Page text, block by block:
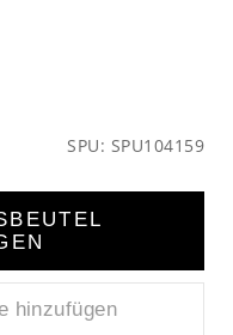
SPU: SPU104159
hinzufügen